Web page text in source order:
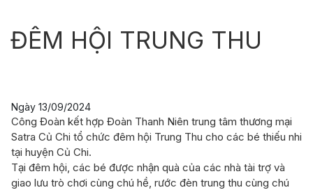
Tiện ích
ĐÊM HỘI TRUNG THU
Ngày 13/09/2024
Công Đoàn kết hợp Đoàn Thanh Niên trung tâm thương mại
Satra Củ Chi tổ chức đêm hội Trung Thu cho các bé thiếu nhi
tại huyện Củ Chi.
Tại đêm hội, các bé được nhận quà của các nhà tài trợ và
giao lưu trò chơi cùng chú hề, rước đèn trung thu cùng chú